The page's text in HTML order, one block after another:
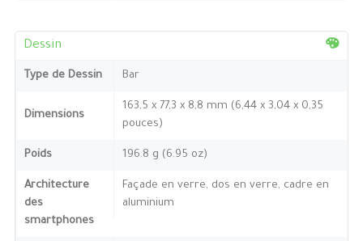
Dessin
Type de Dessin Bar
Dimensions
163,5 x 77,3 x 8,8 mm (6,44 x 3,04 x 0,35
pouces)
Poids 196.8 g (6.95 oz)
Architecture
des
smartphones
Façade en verre, dos en verre, cadre en
aluminium